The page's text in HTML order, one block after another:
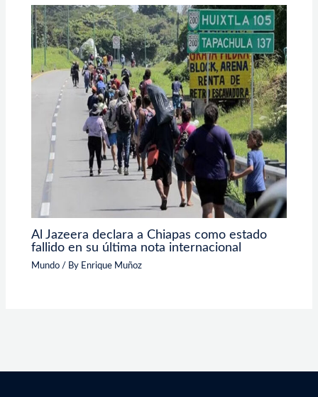
Al Jazeera declara a Chiapas como estado
fallido en su última nota internacional
Mundo / By Enrique Muñoz